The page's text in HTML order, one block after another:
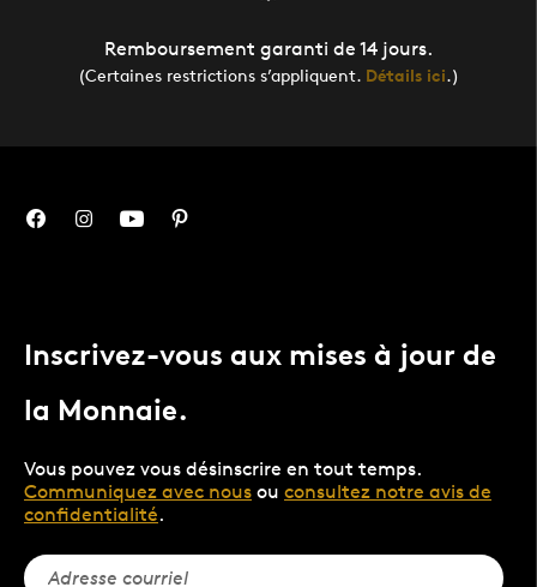
Remboursement garanti de 14 jours.
(Certaines restrictions s’appliquent. Détails ici.)
Inscrivez-vous aux mises à jour de
la Monnaie.
Vous pouvez vous désinscrire en tout temps.
Communiquez avec nous ou consultez notre avis de
confidentialité.